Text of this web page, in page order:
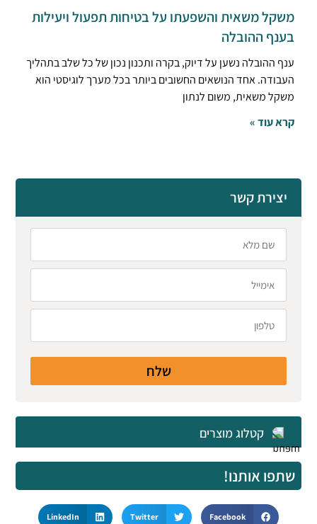
משקל משאית והשפעתו על בטיחות תפעול ויעילות
בענף ההובלה
ענף ההובלה נשען על דיוק, בקרה ותכנון נכון של כל שלב בתהליך
העבודה. אחד הנושאים החשובים ביותר בכל מערך לוגיסטי הוא
משקל משאית, משום לנתון
קרא עוד »
יצירת קשר
שלח
קטלוג מוצרים
שתפו אותנו!
Facebook
Twitter
LinkedIn